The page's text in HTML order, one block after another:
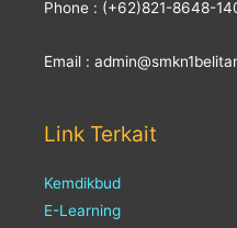
Phone : (+62)821-8648-
Email :
Link Terkait
Kemdikbud
E-Learning